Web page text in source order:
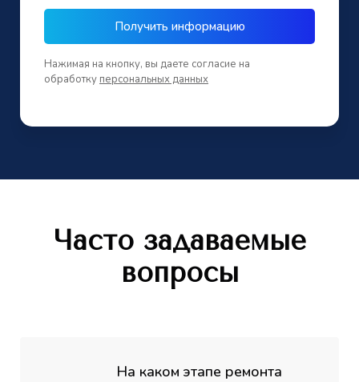
Получить информацию
Нажимая на кнопку, вы даете согласие на
обработку персональных данных
Часто задаваемые
вопросы
На каком этапе ремонта